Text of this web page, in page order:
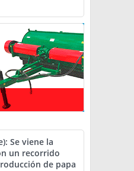
Se viene la
un recorrido
de papa